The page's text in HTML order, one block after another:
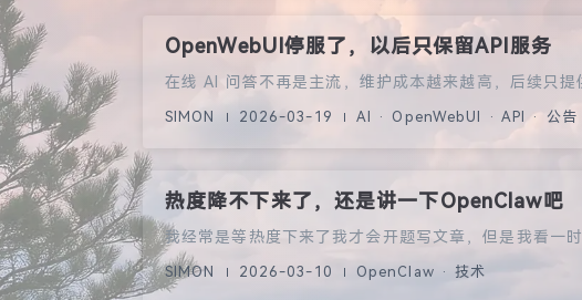
OpenWebUI停服了，以后只保留API服务
在线 AI 问答不再是主流，维护成本越来越高，后续只提
SIMON 2026-03-19 AI · OpenWebUI · API · 公告
热度降不下来了，还是讲一下OpenClaw吧
我经常是等热度下来了我才会开题写文章，但是我看一
SIMON 2026-03-10 OpenClaw · 技术